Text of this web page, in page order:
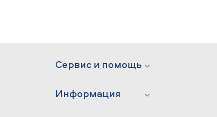
Сервис и помощь
Информация